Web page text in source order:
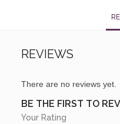
REVIEWS
There are no reviews yet.
BE THE FIRST TO
Your Rating